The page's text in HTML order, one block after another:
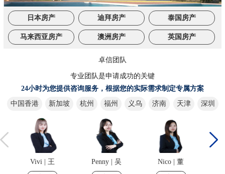
日本房产 迪拜房产 泰国房产
马来西亚房产 澳洲房产 英国房产
卓信团队
专业团队是申请成功的关键
24小时为您提供咨询服务，根据您的实际需求制定专属方案
中国香港
新加坡 杭州 福州 义乌 济南 天津 深圳
Penny | 吴 Nico | 董 Lyn | 严